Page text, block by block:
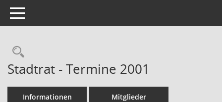
Toggle navigation
Rechercheauswahl
Stadtrat - Termine 2001
Informationen Mitglieder